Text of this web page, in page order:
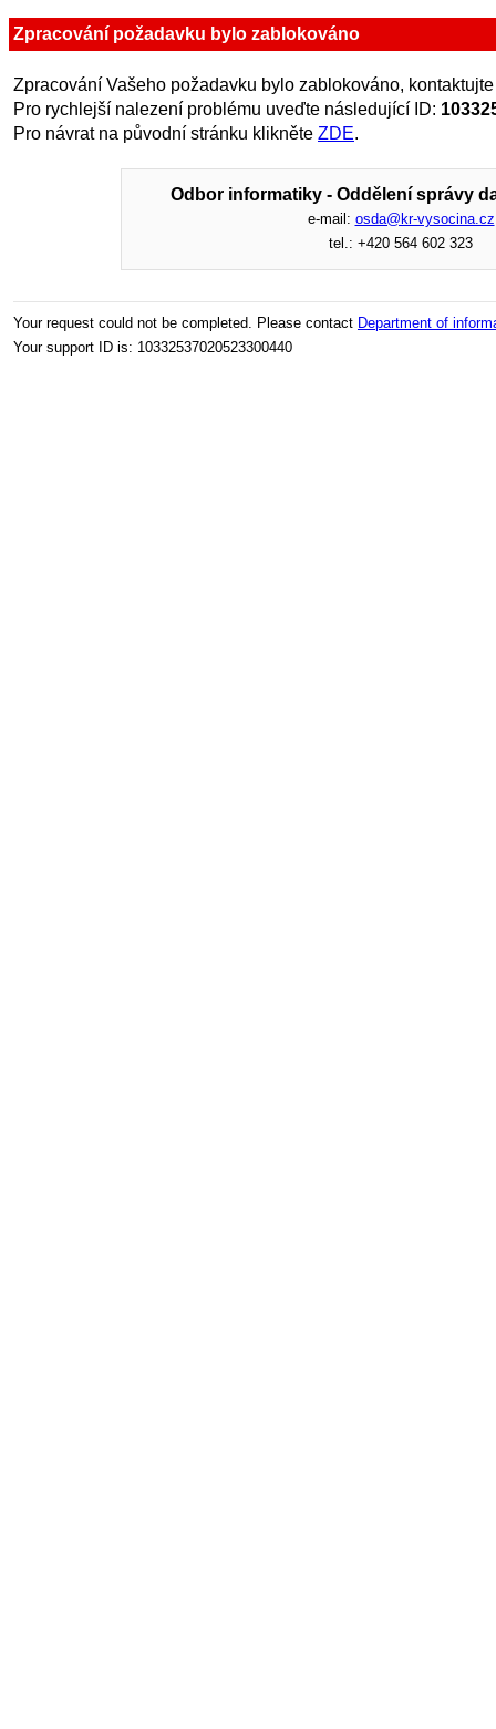
Zpracování požadavku bylo zablokováno
Zpracování Vašeho požadavku bylo zablokováno,
Pro rychlejší nalezení problému uveďte následující ID:
Pro návrat na původní stránku klikněte ZDE.
Odbor informatiky - Oddělení správy
e-mail: osda@kr-vysocina.cz
tel.: +420 564 602 323
Your request could not be completed. Please contact Department of
Your support ID is: 10332537020523300440